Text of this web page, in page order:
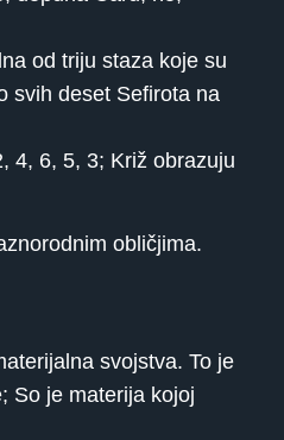
od triju staza koje su
svih deset Sefirota na
4, 6, 5, 3; Križ obrazuju
obličjima.
svojstva. To je
So je materija kojoj